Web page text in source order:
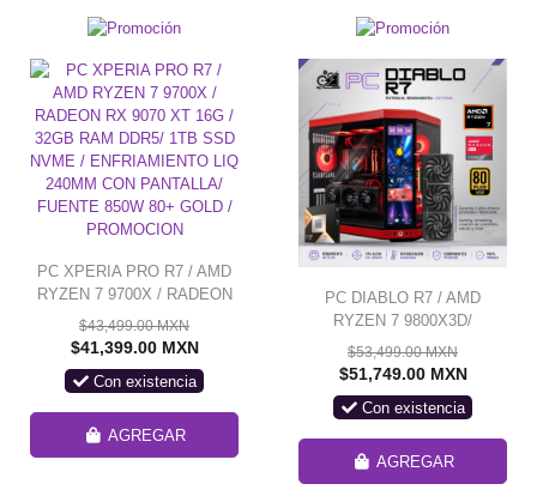
PC XPERIA PRO R7 / AMD
RYZEN 7 9700X / RADEON
RX 9070 XT 16G / 32GB
RAM DDR5/ 1TB SSD NVME
240MM CON PANTALLA/
PROMOCION
$43,499.00 MXN
$41,399.00 MXN
Con existencia
AGREGAR
PC DIABLO R7 / AMD
RYZEN 7 9800X3D/
RADEON RX 9070 XT 16G /
32GB RAM DDR5 / 2TB SSD
360MM / HYTE Y70 TOUCH /
/ PROMOCION
$53,499.00 MXN
$51,749.00 MXN
Con existencia
AGREGAR